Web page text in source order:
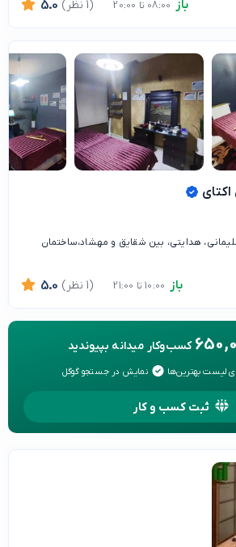
باز 5.0 (1 نظر)
هدایتی، بین شقایق و مهشاد،ساختمان
باز 5.0 (1 نظر)
کسب‌وکار میدانه بپیوندید
لیست بهترین‌ها نمایش در جستجو گوگل
ثبت کسب و کار